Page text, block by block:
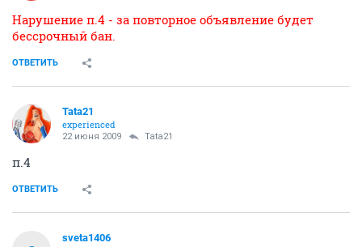
Нарушение п.4 - за повторное объявление будет
бессрочный бан.
ОТВЕТИТЬ
Tata21
experienced
22 июня 2009 Tata21
п.4
ОТВЕТИТЬ
sveta1406